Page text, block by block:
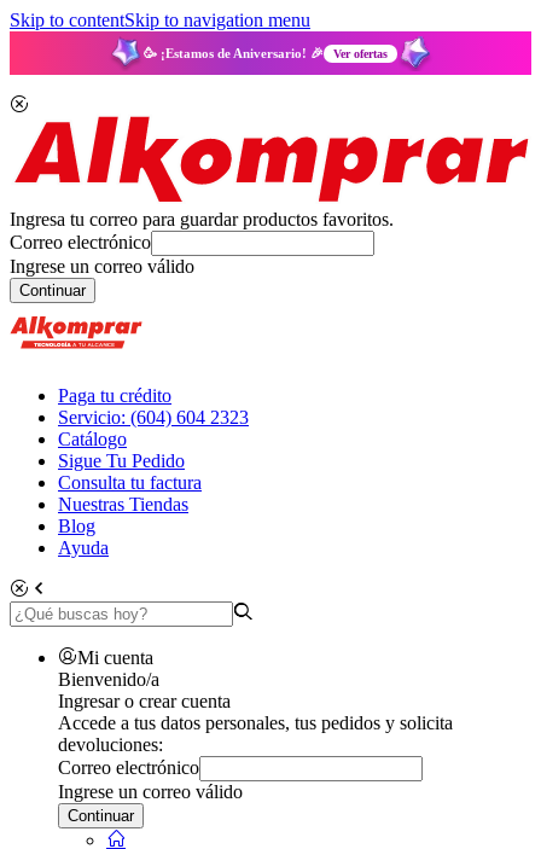
Skip to contentSkip to navigation menu
🥳 ¡Estamos de Aniversario! 🎉 Ver ofertas
Ingresa tu correo para guardar productos favoritos.
Correo electrónico
Ingrese un correo válido
Continuar
Paga tu crédito
Servicio: (604) 604 2323
Catálogo
Sigue Tu Pedido
Consulta tu factura
Nuestras Tiendas
Blog
Ayuda
Mi cuenta
Bienvenido/a
Ingresar o crear cuenta
Accede a tus datos personales, tus pedidos y solicita
devoluciones:
Correo electrónico
Ingrese un correo válido
Continuar